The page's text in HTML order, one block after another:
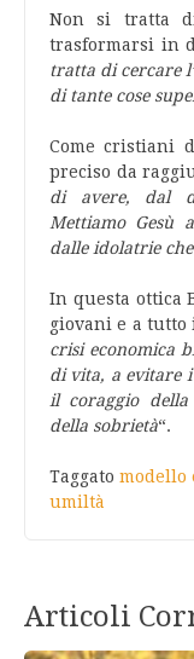
Non si tratta
trasformarsi in
tratta di cercare
di tante cose
Come cristiani
preciso da
di avere, dal
Mettiamo
dalle idolatrie
In questa ottica
giovani e a tutto
crisi economica
di vita, a evitare i
il coraggio
della sobrietà“.
Taggato modello
umiltà
Articoli